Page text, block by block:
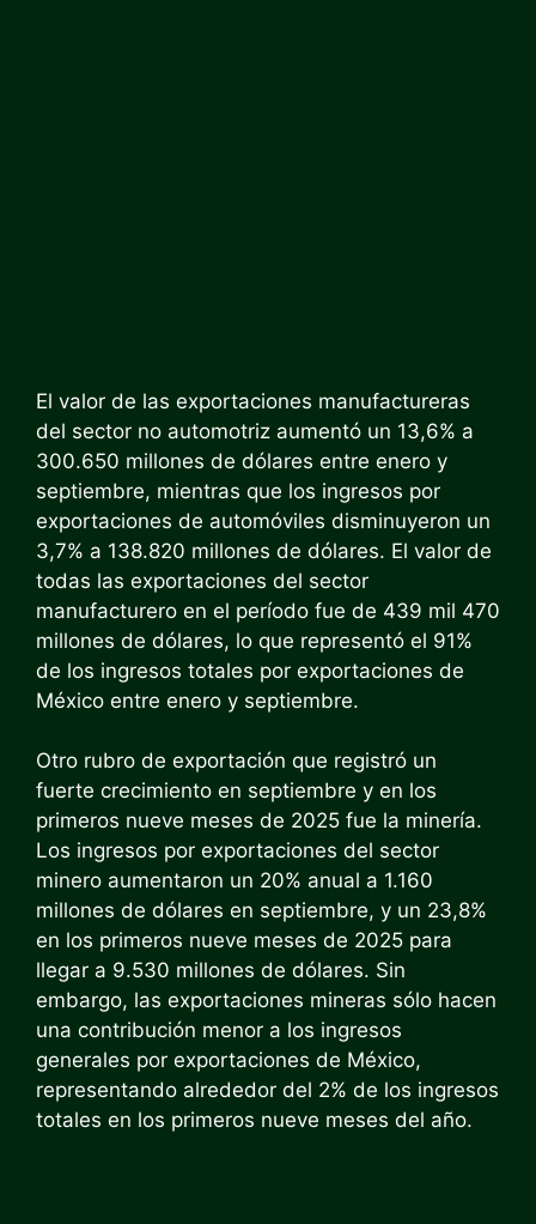
El valor de las exportaciones manufactureras
del sector no automotriz aumentó un 13,6% a
300.650 millones de dólares entre enero y
septiembre, mientras que los ingresos por
exportaciones de automóviles disminuyeron un
3,7% a 138.820 millones de dólares. El valor de
todas las exportaciones del sector
manufacturero en el período fue de 439 mil 470
millones de dólares, lo que representó el 91%
de los ingresos totales por exportaciones de
México entre enero y septiembre.
Otro rubro de exportación que registró un
fuerte crecimiento en septiembre y en los
primeros nueve meses de 2025 fue la minería.
Los ingresos por exportaciones del sector
minero aumentaron un 20% anual a 1.160
millones de dólares en septiembre, y un 23,8%
en los primeros nueve meses de 2025 para
llegar a 9.530 millones de dólares. Sin
embargo, las exportaciones mineras sólo hacen
una contribución menor a los ingresos
generales por exportaciones de México,
representando alrededor del 2% de los ingresos
totales en los primeros nueve meses del año.